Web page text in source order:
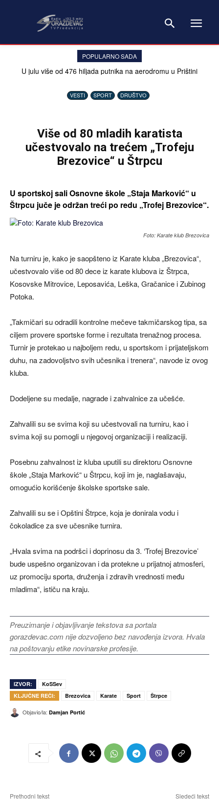
POPULARNO SADA
U julu više od 476 hiljada putnika na aerodromu u Prištini
VESTI SPORT DRUŠTVO
Više od 80 mladih karatista
učestvovalo na trećem „Trofeju
Brezovice“ u Štrpcu
U sportskoj sali Osnovne škole „Staja Marković“ u
Štrpcu juče je održan treći po redu „Trofej Brezovice“.
Foto: Karate klub Brezovica
Na turniru je, kako je saopšteno iz Karate kluba „Brezovica“,
učestvovalo više od 80 dece iz karate klubova iz Štrpca,
Kosovske Mitrovice, Leposavića, Leška, Gračanice i Zubinog
Potoka.
„Takmičari su odradili kontrolne mečeve takmičarskog tipa, sa
ciljem provere sportske forme i rezultata trenažnog procesa.
Turnir je protekao u najboljem redu, u sportskom i prijateljskom
duhu, na zadovoljstvo svih učesnika i trenera“, navode iz ovog
kluba.
Dodeljene su medalje, nagrade i zahvalnice za učešće.
Zahvalili su se svima koji su učestvovali na turniru, kao i
svima koji su pomogli u njegovoj organizaciji i realizaciji.
Posebnu zahvalnost iz kluba uputili su direktoru Osnovne
škole „Staja Marković“ u Štrpcu, koji im je, naglašavaju,
omogućio korišćenje školske sportske sale.
Zahvalili su se i Opštini Štrpce, koja je donirala vodu i
čokoladice za sve učesnike turnira.
„Hvala svima na podršci i doprinosu da 3. ‘Trofej Brezovice’
bude uspešno organizovan i da protekne u prijatnoj atmosferi,
uz promociju sporta, druženja i zdravih vrednosti među
mladima“, ističu na kraju.
Preuzimanje i objavljivanje tekstova sa portala
gorazdevac.com nije dozvoljeno bez navođenja izvora. Hvala
na poštovanju etike novinarske profesije.
IZVOR:
KoSSev
KLJUČNE REČI:
Brezovica Karate Sport Štrpce
Objavio/la: Damjan Portić
Prethodni tekst Sledeći tekst